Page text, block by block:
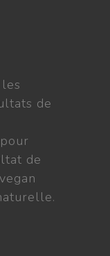
de
de